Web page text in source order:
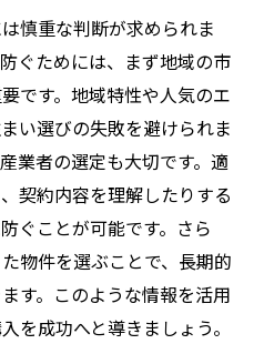
慎重な判断が求められま
ぐためには、まず地域の市
です。地域特性や人気のエ
い選びの失敗を避けられま
業者の選定も大切です。適
契約内容を理解したりする
ぐことが可能です。さら
物件を選ぶことで、長期的
す。このような情報を活用
を成功へと導きましょう。